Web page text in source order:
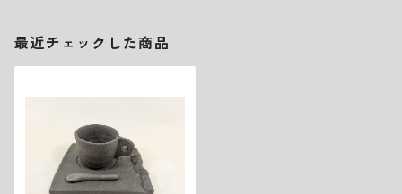
最近チェックした商品